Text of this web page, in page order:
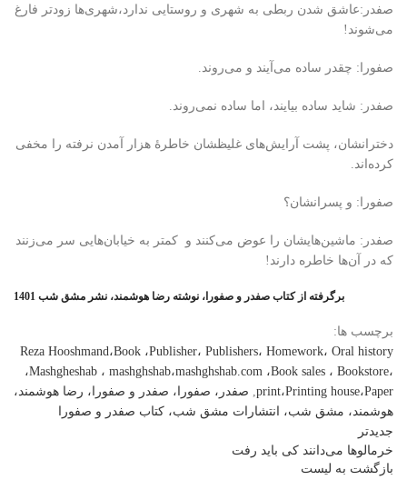
صفدر:عاشق شدن ربطی به شهری و روستایی ندارد،شهری‌ها زودتر فارغ
می‌شوند!
صفورا: چقدر ساده می‌آیند و می‌روند.
صفدر: شاید ساده بیایند، اما ساده نمی‌روند.
دخترانشان، پشت آرایش‌های غلیظشان خاطرهٔ هزار آمدن نرفته را مخفی
کرده‌اند.
صفورا: و پسرانشان؟
صفدر: ماشین‌هایشان را عوض می‌کنند و کمتر به خیابان‌هایی سر می‌زنند
که در آن‌ها خاطره دارند!
برگرفته از کتاب صفدر و صفورا، نوشته رضا هوشمند، نشر مشق شب 1401
برچسب ها:
Reza Hooshmand،Book ،Publisher، Publishers، Homework، Oral history
،Mashgheshab ، mashghshab،mashghshab.com ،Book sales ، Bookstore،
print،Printing house،Paper صفدر، صفورا، صفدر و صفورا، رضا هوشمند،
هوشمند، مشق شب، انتشارات مشق شب، کتاب صفدر و صفورا
جدیدتر
خرمالوها می‌دانند کی باید رفت
بازگشت بە لیست